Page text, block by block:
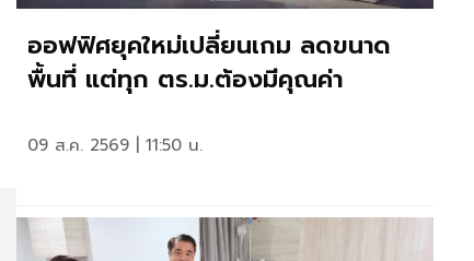
ออฟฟิศยุคใหม่เปลี่ยนเกม ลดขนาด
พื้นที่ แต่ทุก ตร.ม.ต้องมีคุณค่า
09 ส.ค. 2569 | 11:50 น.